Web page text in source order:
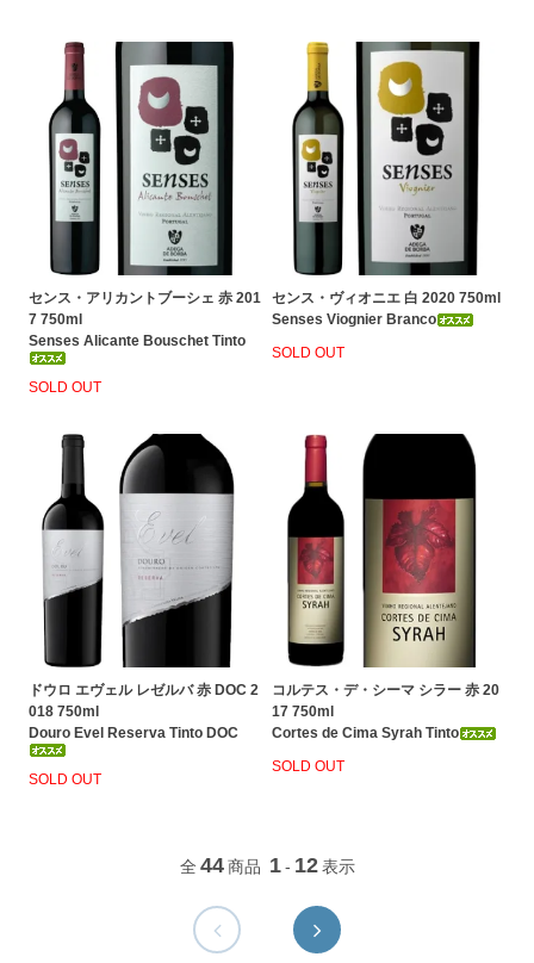
センス・アリカントブーシェ 赤 201
7 750ml
Senses Alicante Bouschet Tinto
SOLD OUT
センス・ヴィオニエ 白 2020 750ml
Senses Viognier Branco
SOLD OUT
ドウロ エヴェル レゼルバ 赤 DOC 2
018 750ml
Douro Evel Reserva Tinto DOC
SOLD OUT
コルテス・デ・シーマ シラー 赤 20
17 750ml
Cortes de Cima Syrah Tinto
SOLD OUT
全 44 商品 1 - 12 表示